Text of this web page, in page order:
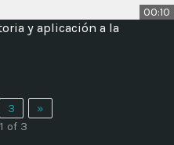
00:10
y aplicación a la
3
»
of 3